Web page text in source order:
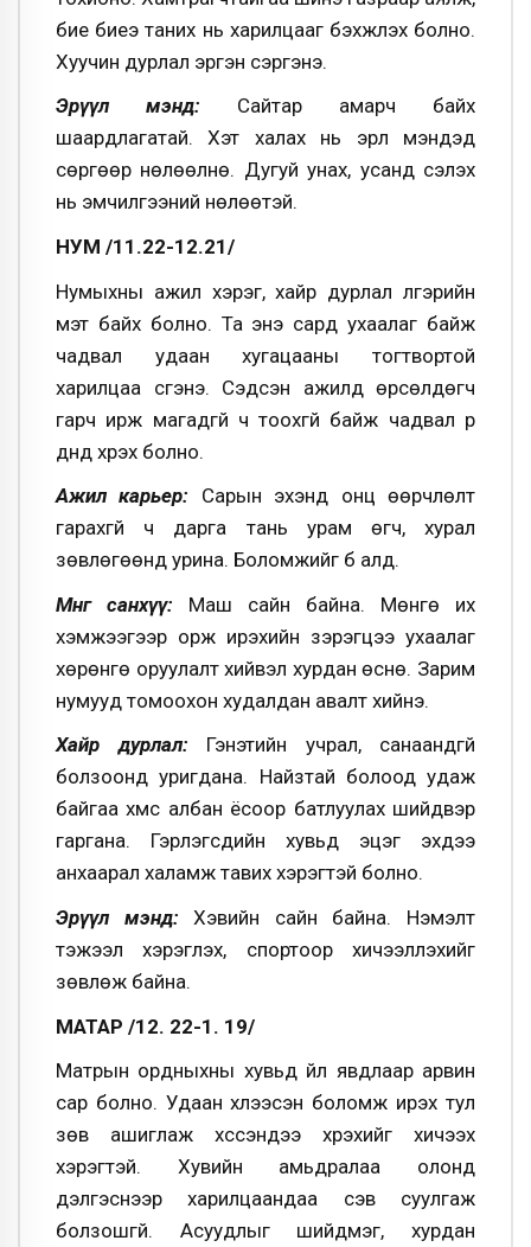
бие биеэ таних нь харилцааг бэхжүүлэх болно.
Хуучин дурлал эргэн сэргэнэ.
Эрүүл мэнд: Сайтар амарч байх
шаардлагатай. Хэт халах нь эрүүл мэндэд
сөргөөр нөлөөлнө. Дугуй унах, усанд сэлэх
нь эмчилгээний нөлөөтэй.
НУМ /11.22-12.21/
Нумыхны ажил хэрэг, хайр дурлал үлгэрийн
мэт байх болно. Та энэ сард ухаалаг байж
чадвал удаан хугацааны тогтвортой
харилцаа үүсгэнэ. Сэдсэн ажилд өрсөлдөгч
гарч ирж магадгүй ч тоохгүй байж чадвал үр
дүнд хүрэх болно.
Ажил карьер:
Сарын эхэнд онц өөрчлөлт
гарахгүй ч дарга тань урам өгч, хурал
зөвлөгөөнд урина. Боломжийг бүү алд.
Мөнгө санхүү:
Маш сайн байна. Мөнгө их
хэмжээгээр орж ирэхийн зэрэгцээ ухаалаг
хөрөнгө оруулалт хийвэл хурдан өснө. Зарим
нумууд томоохон худалдан авалт хийнэ.
Хайр дурлал: Гэнэтийн учрал, санаандгүй
болзоонд уригдана. Найзтай болоод удаж
байгаа хүмүүс албан ёсоор батлуулах шийдвэр
гаргана. Гэрлэгсдийн хувьд эцэг эхдээ
анхаарал халамж тавих хэрэгтэй болно.
Эрүүл мэнд:Хэвийн сайн байна. Нэмэлт
тэжээл хэрэглэх, спортоор хичээллэхийг
зөвлөж байна.
МАТАР /12. 22-1. 19/
Матрын ордныхны хувьд үйл явдлаар арвин
сар болно. Удаан хүлээсэн боломж ирэх тул
зөв ашиглаж хүссэндээ хүрэхийг хичээх
хэрэгтэй. Хувийн амьдралаа олонд
дэлгэснээр харилцаандаа сэв суулгаж
болзошгүй. Асуудлыг шийдмэг, хурдан